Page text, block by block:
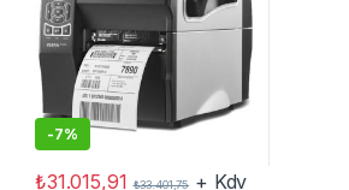
-7%
₺31.015,91 ₺33.401,75 + Kdv